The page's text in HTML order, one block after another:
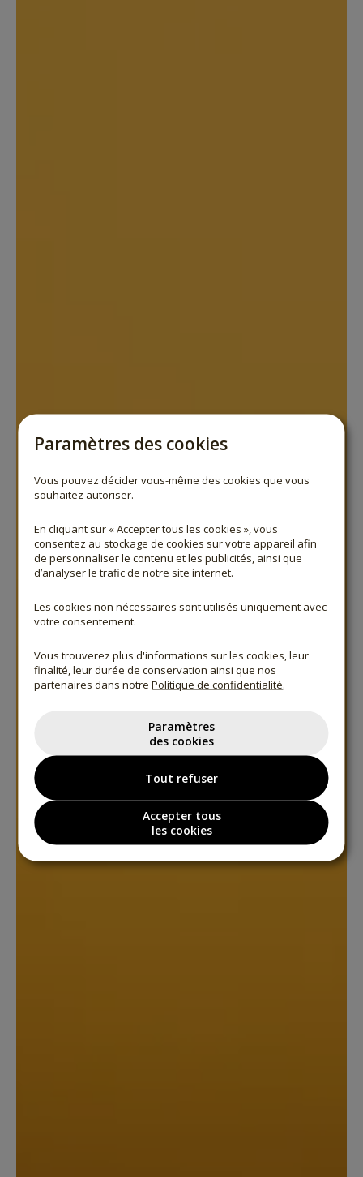
Paramètres des cookies
Vous pouvez décider vous-même des cookies que vous
souhaitez autoriser.
En cliquant sur « Accepter tous les cookies », vous
consentez au stockage de cookies sur votre appareil afin
de personnaliser le contenu et les publicités, ainsi que
d’analyser le trafic de notre site internet.
Les cookies non nécessaires sont utilisés uniquement avec
votre consentement.
Vous trouverez plus d'informations sur les cookies, leur
finalité, leur durée de conservation ainsi que nos
partenaires dans notrePolitique de confidentialité.
Paramètres
des cookies
Tout refuser
Accepter tous
les cookies